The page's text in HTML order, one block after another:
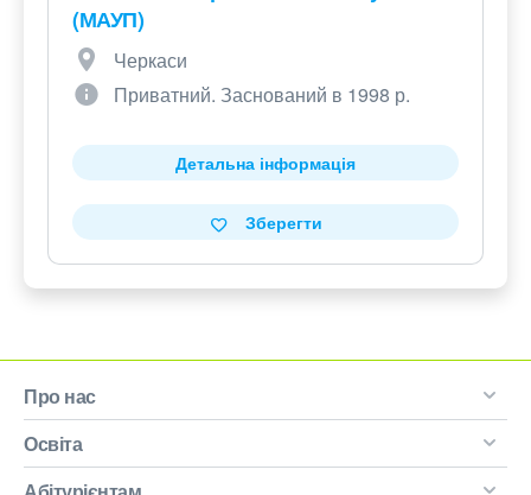
(МАУП)
Черкаси
Приватний. Заснований в 1998 р.
Детальна інформація
Зберегти
Про нас
Освіта